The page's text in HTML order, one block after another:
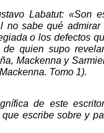
Labatut: «Son
no sabe qué
o los defectos
quien supo
Mackenna y
Tomo 1).
de este
escribe sobre y